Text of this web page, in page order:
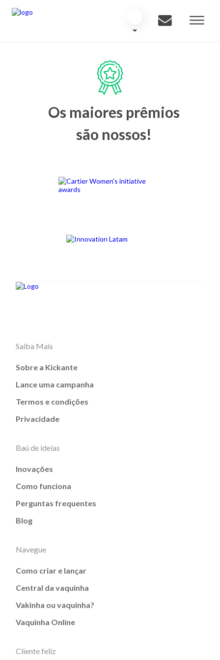
Os maiores prêmios
são nossos!
Saiba Mais
Sobre a Kickante
Lance uma campanha
Termos e condições
Privacidade
Baú de ideias
Inovações
Como funciona
Perguntas frequentes
Blog
Navegue
Como criar e lançar
Central da vaquinha
Vakinha ou vaquinha?
Vaquinha Online
Cliente feliz